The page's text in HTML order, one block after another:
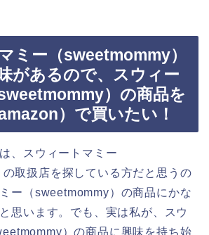
ミー（sweetmommy）
があるので、スウィー
）の商品を
）で買いたい！
、スウィートマミー
の取扱店を探している方だと思うの
ー（sweetmommy）の商品にかな
思います。でも、実は私が、スウ
）の商品に興味を持ち始